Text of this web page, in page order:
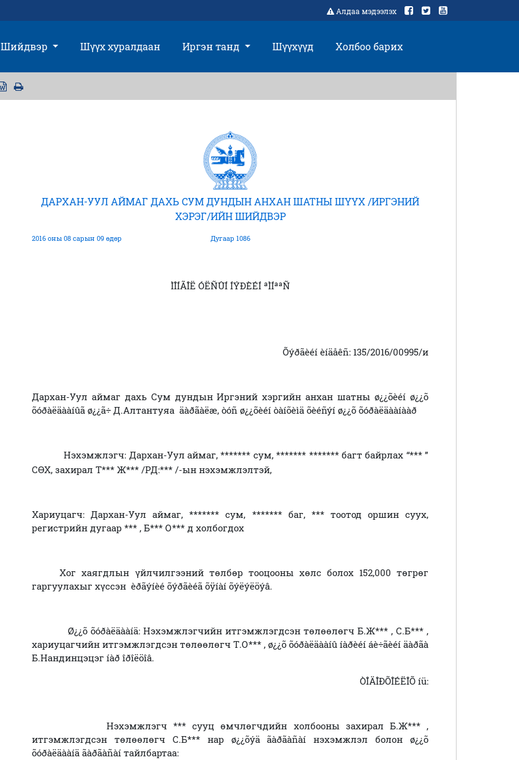
Алдаа мэдээлэх
Шийдвэр Шүүх хуралдаан Иргэн танд Шүүхүүд Холбоо барих
ДАРХАН-УУЛ АЙМАГ ДАХЬ СУМ ДУНДЫН АНХАН ШАТНЫ ШҮҮХ /ИРГЭНИЙ
ХЭРЭГ/ИЙН ШИЙДВЭР
2016 оны 08 сарын 09 өдөр Дугаар 1086
ÌÎÍÃÎË ÓËÑÛÍ ÍÝÐÈÉÍ ªÌÍªªÑ
Õýðãèéí èíäåêñ: 135/2016/00995/и
Дархан-Уул аймаг дахь Сум дундын Иргэний хэргийн анхан шатны ø¿¿õèéí ø¿¿õ
õóðàëäààíûã ø¿¿ã÷ Д.Алтантуяа äàðãàëæ, òóñ ø¿¿õèéí òàíõèìä õèéñýí ø¿¿õ õóðàëäààíààð
Нэхэмжлэгч: Дархан-Уул аймаг, ******* сум, ******* ******* багт байрлах “*** ”
СӨХ, захирал Т*** Ж*** /РД:*** /-ын нэхэмжлэлтэй,
Хариуцагч: Дархан-Уул аймаг, ******* сум, ******* баг, *** тоотод оршин суух,
регистрийн дугаар *** , Б*** О*** д холбогдох
Хог хаягдлын үйлчилгээний төлбөр тооцооны хөлс болох 152,000 төгрөг
гаргуулахыг хүссэн èðãýíèé õýðãèéã õÿíàí õýëýëöýâ.
Ø¿¿õ õóðàëäààíä: Нэхэмжлэгчийн итгэмжлэгдсэн төлөөлөгч Б.Ж*** , С.Б*** ,
хариуцагчийн итгэмжлэгдсэн төлөөлөгч Т.О*** , ø¿¿õ õóðàëäààíû íàðèéí áè÷ãèéí äàðãà
Б.Нандинцэцэг íàð îðîëöîâ.
ÒÎÄÎÐÕÎÉËÎÕ íü:
Нэхэмжлэгч *** сууц өмчлөгчдийн холбооны захирал Б.Ж*** ,
итгэмжлэгдсэн төлөөлөгч С.Б*** нар ø¿¿õýä ãàðãàñàí нэхэмжлэл болон ø¿¿õ
õóðàëäààíä ãàðãàñàí тайлбартаа: